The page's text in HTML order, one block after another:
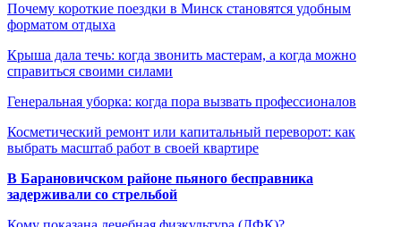
Почему короткие поездки в Минск становятся удобным
форматом отдыха
Крыша дала течь: когда звонить мастерам, а когда можно
справиться своими силами
Генеральная уборка: когда пора вызвать профессионалов
Косметический ремонт или капитальный переворот: как
выбрать масштаб работ в своей квартире
В Барановичском районе пьяного бесправника
задерживали со стрельбой